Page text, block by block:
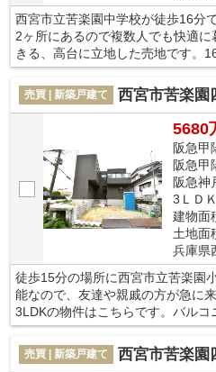
西宮市立苦楽園中学校が徒歩16分
2ヶ所にあるので複数人でも快適
きる、高台に立地した売地です。
と暮らすことができる物件です。
阪急神戸本線芦屋川周辺はいかが
っているので、きっとお客様にも
売買 | 新築戸建て 西宮市苦楽園
5680
阪急甲
阪急甲
阪急神
3ＬＤＫ
建物面
土地面
兵庫県
徒歩15分の場所に西宮市立苦楽園
能なので、友達や親戚の方が急に
3LDKの物件はこちらです。バル
いの場であるお住まいだからこそ
欲しいですよね。当社ではご家族
ております。ぜひご検討ください。
売買 | 新築戸建て 西宮市苦楽園